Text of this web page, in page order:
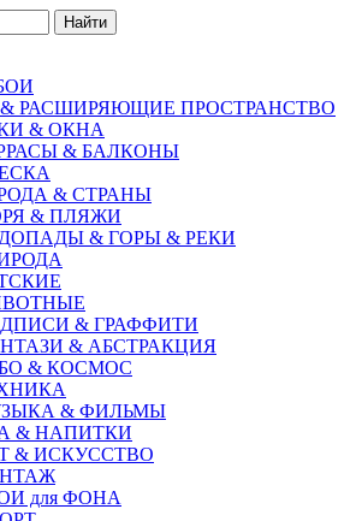
Найти
& РАСШИРЯЮЩИЕ ПРОСТРАНСТВО
& ОКНА
& БАЛКОНЫ
& СТРАНЫ
& ПЛЯЖИ
& ГОРЫ & РЕКИ
& ГРАФФИТИ
& АБСТРАКЦИЯ
& КОСМОС
& ФИЛЬМЫ
& НАПИТКИ
& ИСКУССТВО
для ФОНА